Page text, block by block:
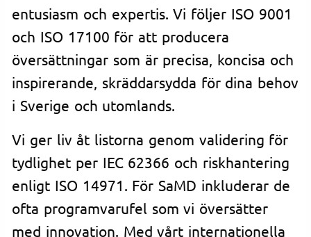
entusiasm och expertis. Vi följer ISO 9001
och ISO 17100 för att producera
översättningar som är precisa, koncisa och
inspirerande, skräddarsydda för dina behov
i Sverige och utomlands.
Vi ger liv åt listorna genom validering för
tydlighet per IEC 62366 och riskhantering
enligt ISO 14971. För SaMD inkluderar de
ofta programvarufel som vi översätter
med innovation. Med vårt internationella